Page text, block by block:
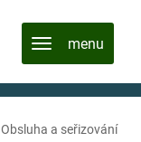
Obsluha a seřizování